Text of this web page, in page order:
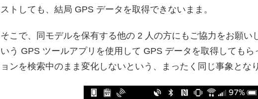
ストしても、結局 GPS データを取得できないまま。
そこで、同モデルを保有する他の 2 人の方にもご協力をお願い
いう GPS ツールアプリを使用して GPS データを取得しても
ョンを検索中のまま変化しないという、まったく同じ事象とな